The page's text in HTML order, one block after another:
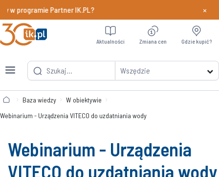
w programie Partner IK.PL? Dowiedz
×
Wszędzie
Aktualności Zmiana cen Gdzie kupić?
Baza wiedzy
W obiektywie
Webinarium - Urządzenia VITECO do uzdatniania wody
Webinarium - Urządzenia
VITECO do uzdatniania wody